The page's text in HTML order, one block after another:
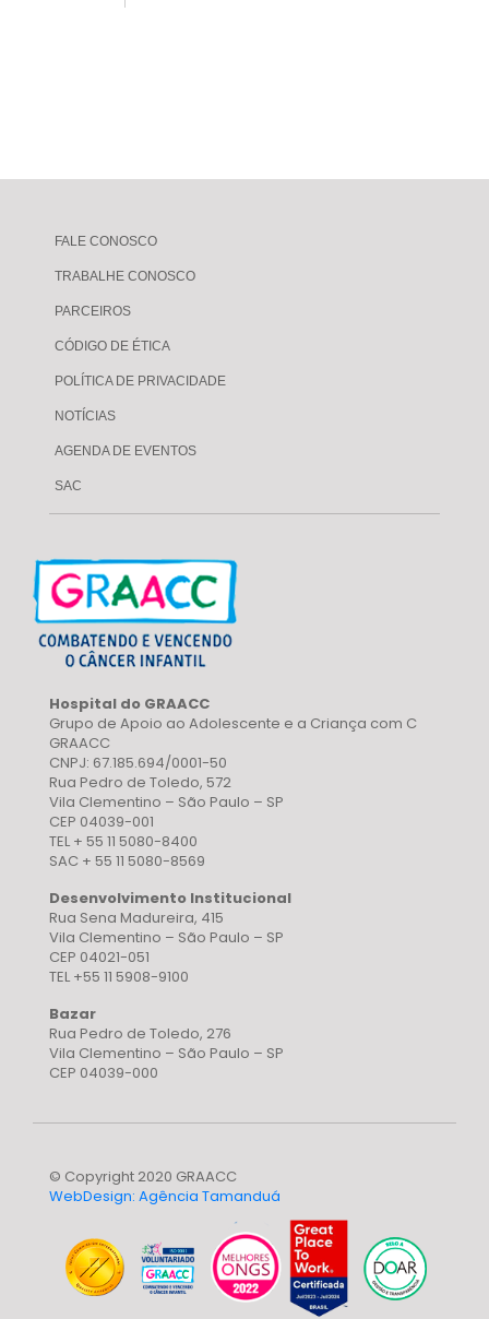
FALE CONOSCO
TRABALHE CONOSCO
PARCEIROS
CÓDIGO DE ÉTICA
POLÍTICA DE PRIVACIDADE
NOTÍCIAS
AGENDA DE EVENTOS
SAC
Hospital do GRAACC
Grupo de Apoio ao Adolescente e a Criança com C
GRAACC
CNPJ: 67.185.694/0001-50
Rua Pedro de Toledo, 572
Vila Clementino – São Paulo – SP
CEP 04039-001
TEL + 55 11 5080-8400
SAC + 55 11 5080-8569
Desenvolvimento Institucional
Rua Sena Madureira, 415
Vila Clementino – São Paulo – SP
CEP 04021-051
TEL +55 11 5908-9100
Bazar
Rua Pedro de Toledo, 276
Vila Clementino – São Paulo – SP
CEP 04039-000
© Copyright 2020 GRAACC
WebDesign: Agência Tamanduá